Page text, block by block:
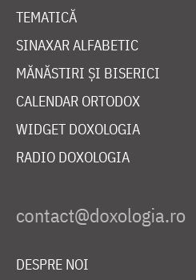
TEMATICĂ
SINAXAR ALFABETIC
MĂNĂSTIRI ȘI BISERICI
CALENDAR ORTODOX
WIDGET DOXOLOGIA
RADIO DOXOLOGIA
DESPRE NOI